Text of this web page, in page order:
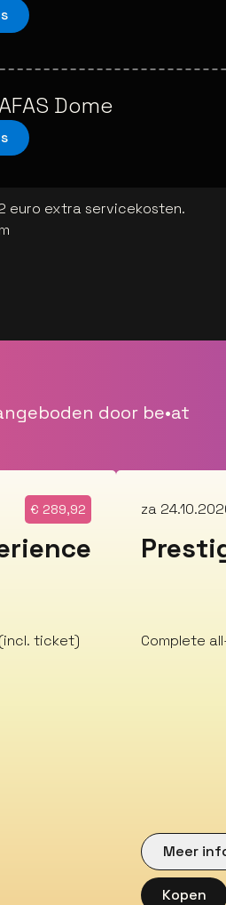
Dome
euro extra servicekosten.
door be•at
€ 289,92
ticket)
za
Complete
Meer
Kopen